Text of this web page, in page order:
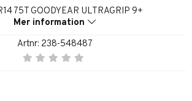
75T GOODYEAR ULTRAGRIP 9+
Mer information
Artnr: 238-548487